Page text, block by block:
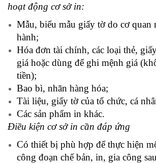
hoạt động cơ sở in:
Mẫu, biểu mẫu giấy tờ do cơ quan
hành;
Hóa đơn tài chính, các loại thẻ,
giá hoặc dùng để ghi mệnh giá
tiền);
Bao bì, nhãn hàng hóa;
Tài liệu, giấy tờ của tổ chức, cá
Các sản phẩm in khác.
Điều kiện cơ sở in cần đáp ứng
Có thiết bị phù hợp để thực hiện
công đoạn chế bản, in, gia công